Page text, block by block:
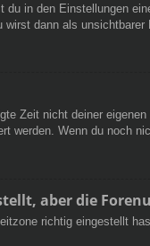
du in den Einstellungen
dann als unsichtbarer
Zeit nicht deiner
werden. Wenn du noch
aber die
richtig eingestellt